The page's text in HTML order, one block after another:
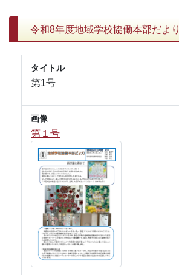
令和8年度地域学校協働本部だより
タイトル
第1号
画像
第１号